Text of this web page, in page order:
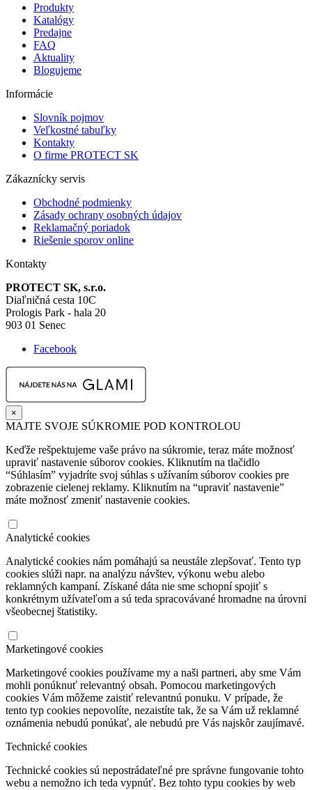
Produkty
Katalógy
Predajne
FAQ
Aktuality
Blogujeme
Informácie
Slovník pojmov
Veľkostné tabuľky
Kontakty
O firme PROTECT SK
Zákaznícky servis
Obchodné podmienky
Zásady ochrany osobných údajov
Reklamačný poriadok
Riešenie sporov online
Kontakty
PROTECT SK, s.r.o.
Diaľničná cesta 10C
Prologis Park - hala 20
903 01 Senec
Facebook
×
MAJTE SVOJE SÚKROMIE POD KONTROLOU
Keďže rešpektujeme vaše právo na súkromie, teraz máte možnosť
upraviť nastavenie súborov cookies. Kliknutím na tlačidlo
“Súhlasím” vyjadríte svoj súhlas s užívaním súborov cookies pre
zobrazenie cielenej reklamy. Kliknutím na “upraviť nastavenie”
máte možnosť zmeniť nastavenie cookies.
Analytické cookies
Analytické cookies nám pomáhajú sa neustále zlepšovať. Tento typ
cookies slúži napr. na analýzu návštev, výkonu webu alebo
reklamných kampaní. Získané dáta nie sme schopní spojiť s
konkrétnym užívateľom a sú teda spracovávané hromadne na úrovni
všeobecnej štatistiky.
Marketingové cookies
Marketingové cookies používame my a naši partneri, aby sme Vám
mohli ponúknuť relevantný obsah. Pomocou marketingových
cookies Vám môžeme zaistiť relevantnú ponuku. V prípade, že
tento typ cookies nepovolíte, nezaistíte tak, že sa Vám už reklamné
oznámenia nebudú ponúkať, ale nebudú pre Vás najskôr zaujímavé.
Technické cookies
Technické cookies sú nepostrádateľné pre správne fungovanie tohto
webu a nemožno ich teda vypnúť. Bez tohto typu cookies by web